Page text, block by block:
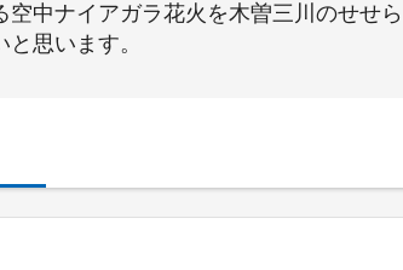
空中ナイアガラ花火を木曽三川のせせ
思います。